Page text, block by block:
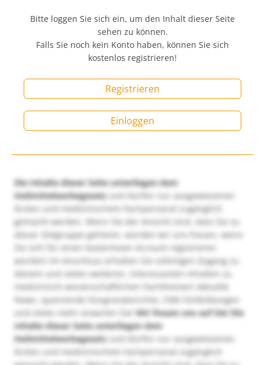
Bitte loggen Sie sich ein, um den Inhalt dieser Seite
sehen zu können.
Falls Sie noch kein Konto haben, können Sie sich
kostenlos registrieren!
Registrieren
Einloggen
Die Inhalte dieser Seite unterliegen dem
Heilmittelwerbegesetzund dürfen nur ausgewiesenen
Ärzten und medizinischem Fachpersonal zugänglich
gemacht werden. Wenn Sie der Ansicht sind, dass Sie zu
dieser Zielgruppe gehören, würden wir uns freuen, wenn
Sie sich für einen kostenlosen Account registrieren
würden! Im Anschluss erhalten Sie sofortigen Zugang zu
diesem und vielen weiteren, interessanten Inhalten zu
medizinisch-wissenschaftlichen Fachthemen! Aktuelle
News, spannende Kongressberichte, CME-Fortbildungen
und vieles mehr erwarten Sie!Wir freuen uns auf Sie! Die
Inhalte dieser Seite unterliegen dem
Heilmittelwerbegesetzund dürfen nur ausgewiesenen
Ärzten und medizinischem Fachpersonal zugänglich